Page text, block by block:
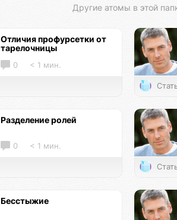
Другие атомы в этой
Отличия профурсетки от
тарелочницы
0 < 1 мин.
Разделение ролей
0 < 1 мин.
Бесстыжие